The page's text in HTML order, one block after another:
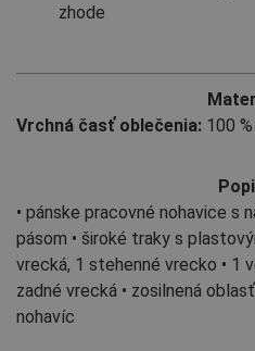
zhode
Vrchná časť oblečenia: 100
• pánske pracovné nohavice s
pásom • široké traky s
vrecká, 1 stehenné vrecko • 1
zadné vrecká • zosilnená
nohavíc